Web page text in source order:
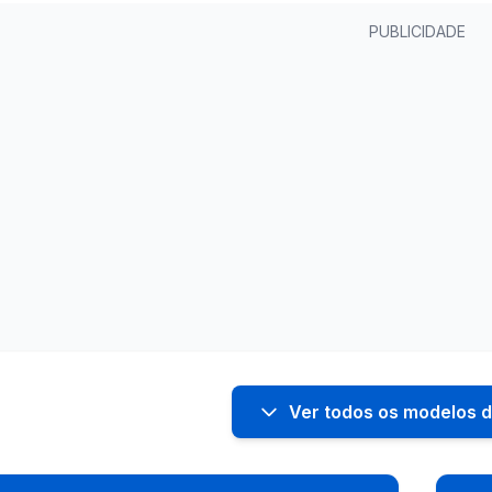
PUBLICIDADE
Ver todos os modelos